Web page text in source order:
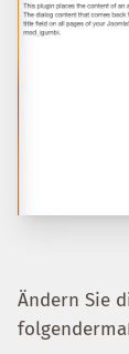
Ändern Sie